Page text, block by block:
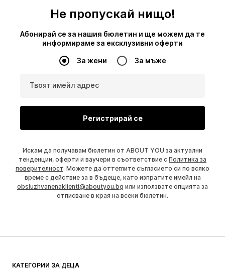
Не пропускай нищо!
Абонирай се за нашия бюлетин и ще можем да те
информираме за ексклузивни оферти
За жени За мъже
Твоят имейл адрес
Регистрирай се
Искам да получавам бюлетин от ABOUT YOU за актуални
тенденции, оферти и ваучери в съответствие с Политика за
поверителност. Можете да оттеглите съгласието си по всяко
време с действие за в бъдеще, като изпратите имейл на
obsluzhvanenaklienti@aboutyou.bg или използвате опцията за
отписване в края на всеки бюлетин.
КАТЕГОРИИ ЗА ДЕЦА